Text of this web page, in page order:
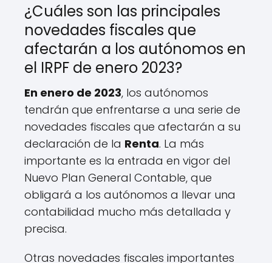
¿Cuáles son las principales
novedades fiscales que
afectarán a los autónomos en
el IRPF de enero 2023?
En enero de 2023, los autónomos
tendrán que enfrentarse a una serie de
novedades fiscales que afectarán a su
declaración de la Renta. La más
importante es la entrada en vigor del
Nuevo Plan General Contable, que
obligará a los autónomos a llevar una
contabilidad mucho más detallada y
precisa.
Otras novedades fiscales importantes